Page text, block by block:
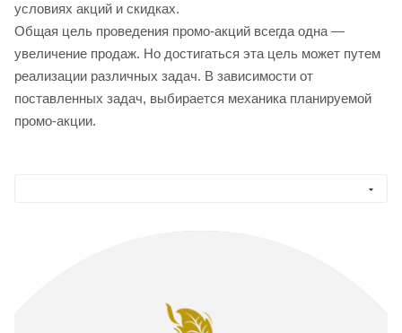
условиях акций и скидках.
Общая цель проведения промо-акций всегда одна —
увеличение продаж. Но достигаться эта цель может путем
реализации различных задач. В зависимости от
поставленных задач, выбирается механика планируемой
промо-акции.